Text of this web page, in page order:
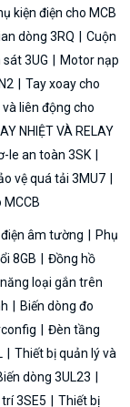
kiện điện cho MCB
dòng 3RQ
Cuộn
3UG
Motor nạp
Tay xoay cho
và liên động cho
NHIỆT VÀ RELAY
le an toàn 3SK
vệ quá tải 3MU7
MCCB
âm tường
Phụ
8GB
Đồng hồ
loại gắn trên
Biến dòng đo
Đèn tầng
Thiết bị quản lý và
dòng 3UL23
3SE5
Thiết bị